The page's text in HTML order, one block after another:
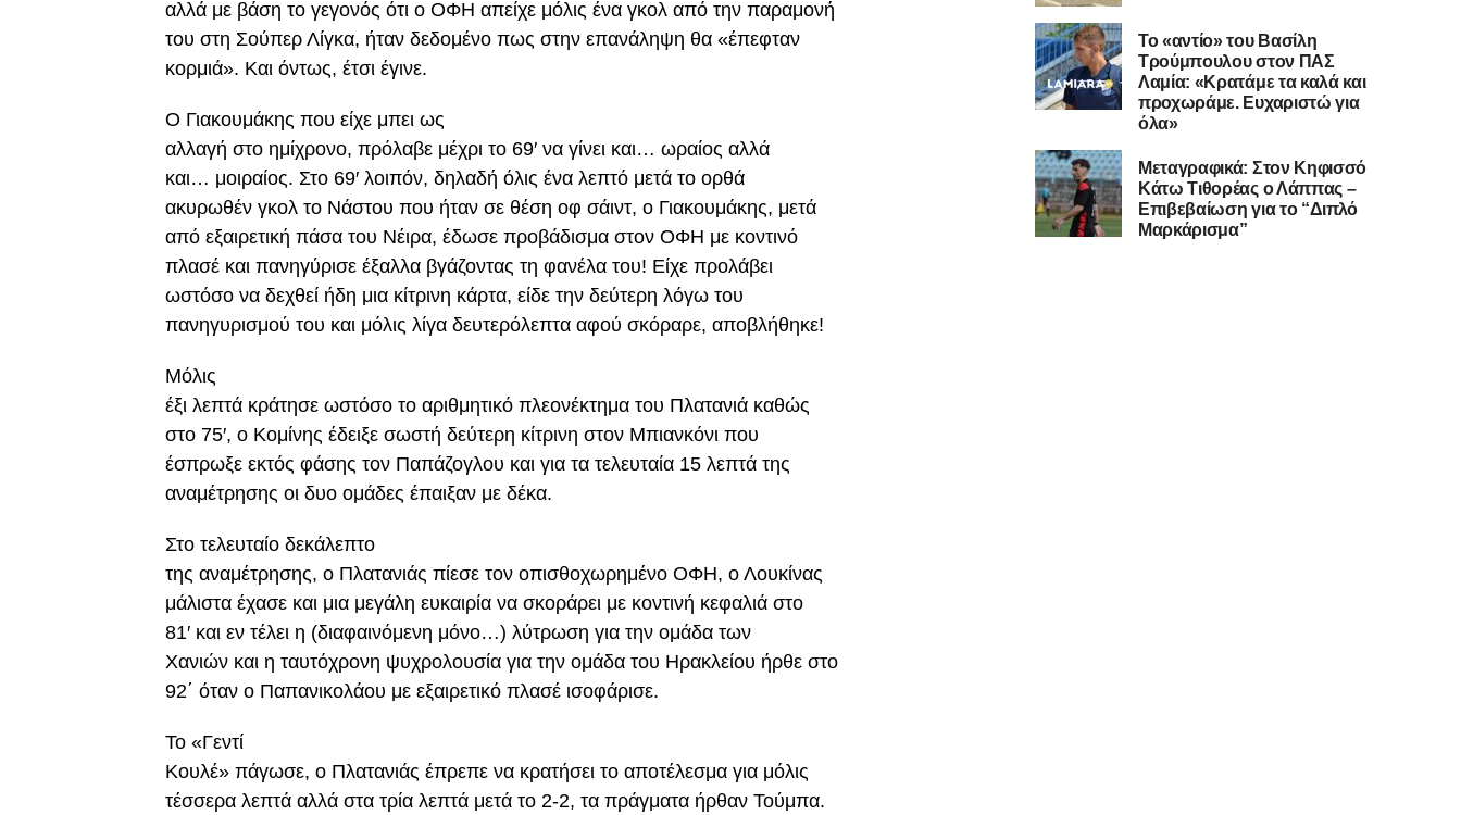
αλλά με βάση το γεγονός ότι ο ΟΦΗ απείχε μόλις ένα γκολ από την παραμονή
του στη Σούπερ Λίγκα, ήταν δεδομένο πως στην επανάληψη θα «έπεφταν
κορμιά». Και όντως, έτσι έγινε.
Ο Γιακουμάκης που είχε μπει ως
αλλαγή στο ημίχρονο, πρόλαβε μέχρι το 69′ να γίνει και… ωραίος αλλά
και… μοιραίος. Στο 69′ λοιπόν, δηλαδή όλις ένα λεπτό μετά το ορθά
ακυρωθέν γκολ το Νάστου που ήταν σε θέση οφ σάιντ, ο Γιακουμάκης, μετά
από εξαιρετική πάσα του Νέιρα, έδωσε προβάδισμα στον ΟΦΗ με κοντινό
πλασέ και πανηγύρισε έξαλλα βγάζοντας τη φανέλα του! Είχε προλάβει
ωστόσο να δεχθεί ήδη μια κίτρινη κάρτα, είδε την δεύτερη λόγω του
πανηγυρισμού του και μόλις λίγα δευτερόλεπτα αφού σκόραρε, αποβλήθηκε!
Μόλις
έξι λεπτά κράτησε ωστόσο το αριθμητικό πλεονέκτημα του Πλατανιά καθώς
στο 75′, ο Κομίνης έδειξε σωστή δεύτερη κίτρινη στον Μπιανκόνι που
έσπρωξε εκτός φάσης τον Παπάζογλου και για τα τελευταία 15 λεπτά της
αναμέτρησης οι δυο ομάδες έπαιξαν με δέκα.
Στο τελευταίο δεκάλεπτο
της αναμέτρησης, ο Πλατανιάς πίεσε τον οπισθοχωρημένο ΟΦΗ, ο Λουκίνας
μάλιστα έχασε και μια μεγάλη ευκαιρία να σκοράρει με κοντινή κεφαλιά στο
81′ και εν τέλει η (διαφαινόμενη μόνο…) λύτρωση για την ομάδα των
Χανιών και η ταυτόχρονη ψυχρολουσία για την ομάδα του Ηρακλείου ήρθε στο
92΄ όταν ο Παπανικολάου με εξαιρετικό πλασέ ισοφάρισε.
Το «Γεντί
Κουλέ» πάγωσε, ο Πλατανιάς έπρεπε να κρατήσει το αποτέλεσμα για μόλις
τέσσερα λεπτά αλλά στα τρία λεπτά μετά το 2-2, τα πράγματα ήρθαν Τούμπα.
Το «αντίο» του Βασίλη
Τρούμπουλου στον ΠΑΣ
Λαμία: «Κρατάμε τα καλά και
προχωράμε. Ευχαριστώ για
όλα»
Μεταγραφικά: Στον Κηφισσό
Κάτω Τιθορέας ο Λάππας –
Επιβεβαίωση για το “Διπλό
Μαρκάρισμα”